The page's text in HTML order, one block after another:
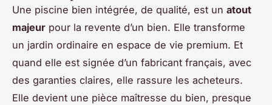
Une piscine bien intégrée, de qualité, est un atout
majeur pour la revente d’un bien. Elle transforme
un jardin ordinaire en espace de vie premium. Et
quand elle est signée d’un fabricant français, avec
des garanties claires, elle rassure les acheteurs.
Elle devient une pièce maîtresse du bien, presque